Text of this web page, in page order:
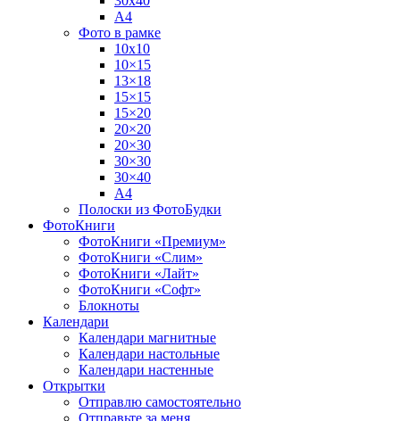
А4
Фото в рамке
10х10
10×15
13×18
15×15
15×20
20×20
20×30
30×30
30×40
A4
Полоски из ФотоБудки
ФотоКниги
ФотоКниги «Премиум»
ФотоКниги «Слим»
ФотоКниги «Лайт»
ФотоКниги «Софт»
Блокноты
Календари
Календари магнитные
Календари настольные
Календари настенные
Открытки
Отправлю самостоятельно